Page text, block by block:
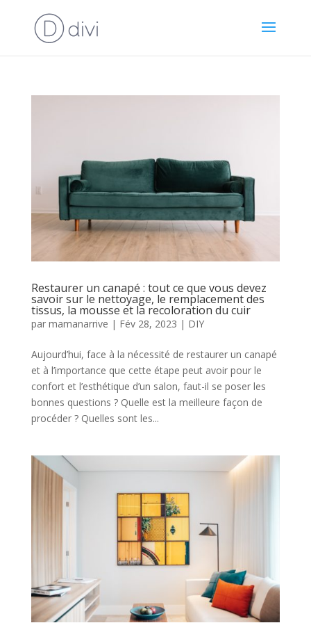
Restaurer un canapé : tout ce que vous devez
savoir sur le nettoyage, le remplacement des
tissus, la mousse et la recoloration du cuir
par mamanarrive | Fév 28, 2023 | DIY
Aujourd’hui, face à la nécessité de restaurer un canapé
et à l’importance que cette étape peut avoir pour le
confort et l’esthétique d’un salon, faut-il se poser les
bonnes questions ? Quelle est la meilleure façon de
procéder ? Quelles sont les...